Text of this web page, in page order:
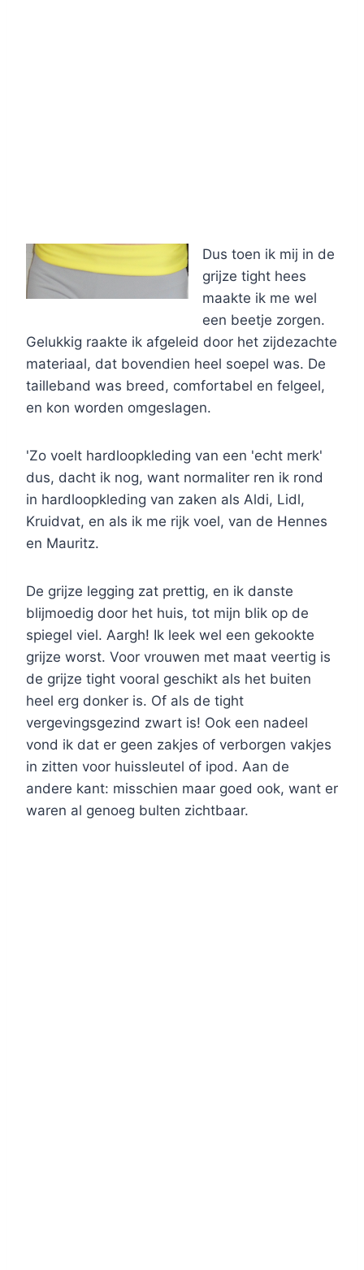
Dus toen ik mij in de
grijze tight hees
maakte ik me wel
een beetje zorgen.
Gelukkig raakte ik afgeleid door het zijdezachte
materiaal, dat bovendien heel soepel was. De
tailleband was breed, comfortabel en felgeel,
en kon worden omgeslagen.
'Zo voelt hardloopkleding van een 'echt merk'
dus, dacht ik nog, want normaliter ren ik rond
in hardloopkleding van zaken als Aldi, Lidl,
Kruidvat, en als ik me rijk voel, van de Hennes
en Mauritz.
De grijze legging zat prettig, en ik danste
blijmoedig door het huis, tot mijn blik op de
spiegel viel. Aargh! Ik leek wel een gekookte
grijze worst. Voor vrouwen met maat veertig is
de grijze tight vooral geschikt als het buiten
heel erg donker is. Of als de tight
vergevingsgezind zwart is! Ook een nadeel
vond ik dat er geen zakjes of verborgen vakjes
in zitten voor huissleutel of ipod. Aan de
andere kant: misschien maar goed ook, want er
waren al genoeg bulten zichtbaar.